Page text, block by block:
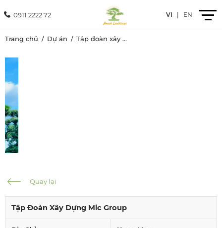
0911 2222 72 VI EN
Liên hệ
Trang chủ Dự án Tập đoàn xây dựng Mic Group
Quay lại
Tập Đoàn Xây Dựng Mic Group